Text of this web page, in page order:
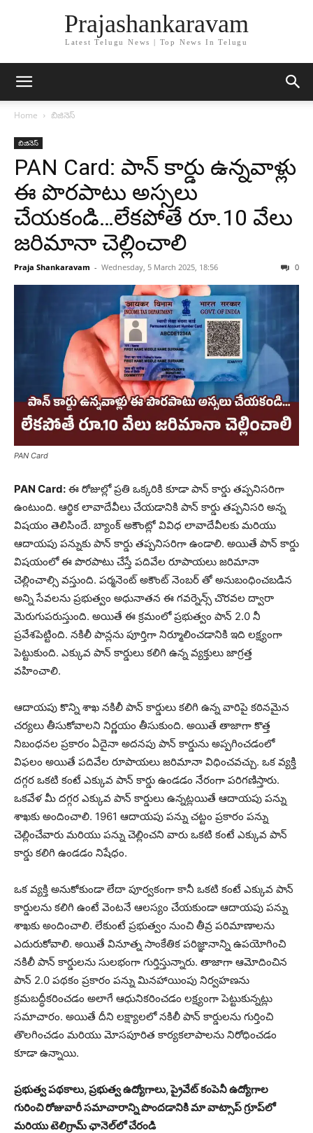
Prajashankaravam
Latest Telugu News | Top News In Telugu
Home బిజినెస్
బిజినెస్
PAN Card: పాన్ కార్డు ఉన్నవాళ్లు
ఈ పొరపాటు అస్సలు
చేయకండి…లేకపోతే రూ.10 వేలు
జరిమానా చెల్లించాలి
Praja Shankaravam - Wednesday, 5 March 2025, 18:56 0
PAN Card
PAN Card: ఈ రోజుల్లో ప్రతి ఒక్కరికి కూడా పాన్ కార్డు తప్పనిసరిగా
ఉంటుంది. ఆర్థిక లావాదేవీలు చేయడానికి పాన్ కార్డు తప్పనిసరి అన్న
విషయం తెలిసిందే. బ్యాంక్ అకౌంట్లో వివిధ లావాదేవీలకు మరియు
ఆదాయపు పన్నుకు పాన్ కార్డు తప్పనిసరిగా ఉండాలి. అయితే పాన్ కార్డు
విషయంలో ఈ పొరపాటు చేస్తే పదివేల రూపాయలు జరిమానా
చెల్లించాల్సి వస్తుంది. పర్మనెంట్ అకౌంట్ నెంబర్ తో అనుబంధించబడిన
అన్ని సేవలను ప్రభుత్వం అధునాతన ఈ గవర్నెన్స్ చొరవల ద్వారా
మెరుగుపరుస్తుంది. అయితే ఈ క్రమంలో ప్రభుత్వం పాన్ 2.0 నీ
ప్రవేశపెట్టింది. నకిలీ పాన్లను పూర్తిగా నిర్మూలించడానికి ఇది లక్ష్యంగా
పెట్టుకుంది. ఎక్కువ పాన్ కార్డులు కలిగి ఉన్న వ్యక్తులు జాగ్రత్త
వహించాలి.
ఆదాయపు కొన్ని శాఖ నకిలీ పాన్ కార్డులు కలిగి ఉన్న వారిపై కఠినమైన
చర్యలు తీసుకోవాలని నిర్ణయం తీసుకుంది. అయితే తాజాగా కొత్త
నిబంధనల ప్రకారం ఏదైనా అదనపు పాన్ కార్డును అప్పగించడంలో
విఫలం అయితే పదివేల రూపాయలు జరిమానా విధించవచ్చు. ఒక వ్యక్తి
దగ్గర ఒకటి కంటే ఎక్కువ పాన్ కార్డు ఉండడం నేరంగా పరిగణిస్తారు.
ఒకవేళ మీ దగ్గర ఎక్కువ పాన్ కార్డులు ఉన్నట్లయితే ఆదాయపు పన్ను
శాఖకు అందించాలి. 1961 ఆదాయపు పన్ను చట్టం ప్రకారం పన్ను
చెల్లించేవారు మరియు పన్ను చెల్లించని వారు ఒకటి కంటే ఎక్కువ పాన్
కార్డు కలిగి ఉండడం నిషేధం.
ఒక వ్యక్తి అనుకోకుండా లేదా పూర్వకంగా కానీ ఒకటి కంటే ఎక్కువ పాన్
కార్డులను కలిగి ఉంటే వెంటనే ఆలస్యం చేయకుండా ఆదాయపు పన్ను
శాఖకు అందించాలి. లేకుంటే ప్రభుత్వం నుంచి తీవ్ర పరిమాణాలను
ఎదురుకోవాలి. అయితే వినూత్న సాంకేతిక పరిజ్ఞానాన్ని ఉపయోగించి
నకిలీ పాన్ కార్డులను సులభంగా గుర్తిస్తున్నారు. తాజాగా ఆమోదించిన
పాన్ 2.0 పథకం ప్రకారం పన్ను మినహాయింపు నిర్వహణను
క్రమబద్ధీకరించడం అలాగే ఆధునికరించడం లక్ష్యంగా పెట్టుకున్నట్లు
సమాచారం. అయితే దీని లక్ష్యాలలో నకిలీ పాన్ కార్డులను గుర్తించి
తొలగించడం మరియు మోసపూరిత కార్యకలాపాలను నిరోధించడం
కూడా ఉన్నాయి.
ప్రభుత్వ పథకాలు, ప్రభుత్వ ఉద్యోగాలు, ప్రైవేట్ కంపెనీ ఉద్యోగాల
గురించి రోజువారీ సమాచారాన్ని పొందడానికి మా వాట్సాప్ గ్రూప్‌లో
మరియు టెలిగ్రామ్ ఛానెల్‌లో చేరండి